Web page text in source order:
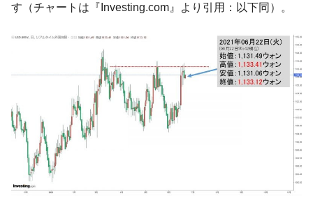
言。
『Money1』
韓国は「中国と同じく」投資に不適格な国
『Money1』
『韓国銀行』が「金の保有量を増やしま
す」⇒「金を経由するドル入手」手段ではないのか？
『Money1』
韓国･外為取引量「1日当たり1,214.4億ド
ル」まで拡大 ⇒ 海外資金の動きに強く左右される状態
『Money1』
い「50.5％」に上昇
『Money1』
韓国大統領府ボンクラ政策室長が告発され
す（チャートは『Investing.com』より引用：以下同）。